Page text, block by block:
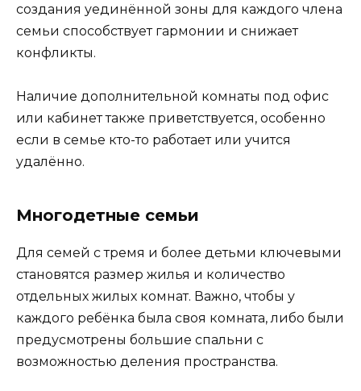
создания уединённой зоны для каждого члена
семьи способствует гармонии и снижает
конфликты.
Наличие дополнительной комнаты под офис
или кабинет также приветствуется, особенно
если в семье кто-то работает или учится
удалённо.
Многодетные семьи
Для семей с тремя и более детьми ключевыми
становятся размер жилья и количество
отдельных жилых комнат. Важно, чтобы у
каждого ребёнка была своя комната, либо были
предусмотрены большие спальни с
возможностью деления пространства.